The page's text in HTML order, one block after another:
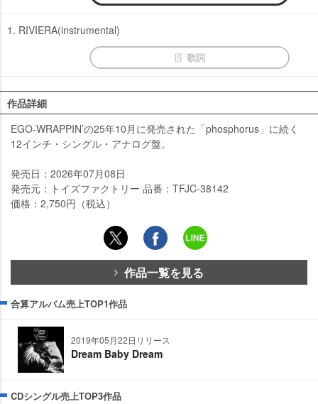
1. RIVIERA(instrumental)
歌詞
作品詳細
EGO-WRAPPIN’の25年10月に発売された「phosphorus」に続く
12インチ・シングル・アナログ盤。
発売日：2026年07月08日
発売元：トイズファクトリー 品番：TFJC-38142
価格：2,750円（税込）
作品一覧を見る
合算アルバム売上TOP1作品
2019年05月22日リリース
Dream Baby Dream
CDシングル売上TOP3作品